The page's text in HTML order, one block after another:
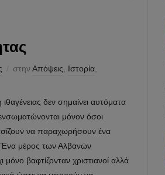
στηνΑπόψεις Ιστορία
δεν σημαίνει αυτόματα
μόνον όσοι
να παραχωρήσουν ένα
Ένα μέρος των Αλβανών
βαφτίζονταν χριστιανοί αλλά